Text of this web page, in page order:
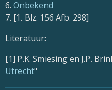
6. Onbekend
7. [1. Blz. 156 Afb. 298]
Literatuur:
[1] P.K. Smiesing en J.P.
Utrecht"